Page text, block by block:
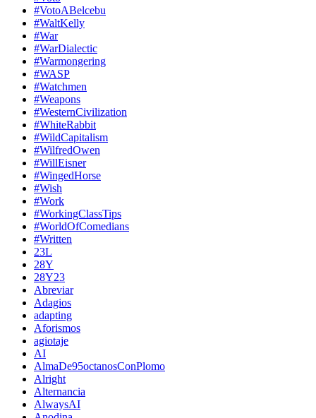
#VotoABelcebu
#WaltKelly
#War
#WarDialectic
#Warmongering
#WASP
#Watchmen
#Weapons
#WesternCivilization
#WhiteRabbit
#WildCapitalism
#WilfredOwen
#WillEisner
#WingedHorse
#Wish
#Work
#WorkingClassTips
#WorldOfComedians
#Written
23L
28Y
28Y23
Abreviar
Adagios
adapting
Aforismos
agiotaje
AI
AlmaDe95octanosConPlomo
Alright
Alternancia
AlwaysAI